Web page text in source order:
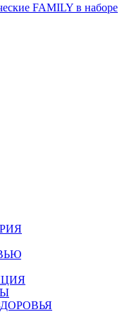
FAMILY в наборе